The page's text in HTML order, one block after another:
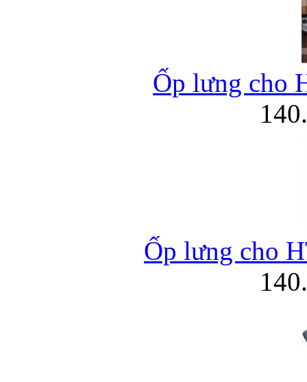
Ốp lưng cho
Ốp lưng cho